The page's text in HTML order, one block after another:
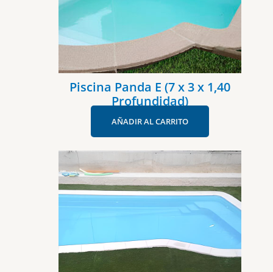
Piscina Panda E (7 x 3 x 1,40
Profundidad)
AÑADIR AL CARRITO